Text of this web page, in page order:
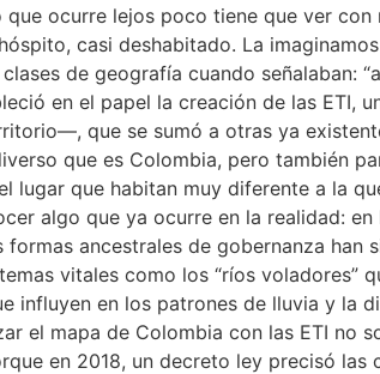
ocurre lejos poco tiene que ver
casi deshabitado. La
de geografía cuando
en el papel la creación de las
que se sumó a otras ya
que es Colombia, pero también
lugar que habitan muy diferente a la
algo que ya ocurre en la realidad:
ancestrales de gobernanza
vitales como los “ríos voladores”
influyen en los patrones de lluvia y la
el mapa de Colombia con las ETI no
en 2018, un decreto ley precisó